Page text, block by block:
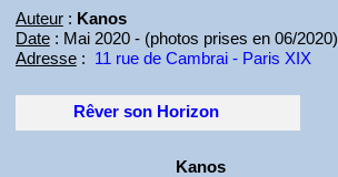
Auteur: Kanos
Date: Mai 2020 - (photos prises en 06/2020)
Adresse: 11 rue de Cambrai - Paris XIX
Rêver son Horizon
Kanos